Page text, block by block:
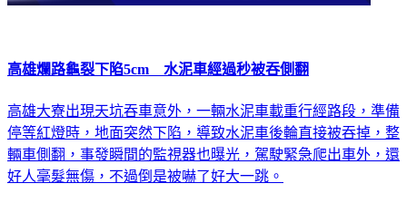
高雄爛路龜裂下陷5cm 水泥車經過秒被吞側翻
高雄大寮出現天坑吞車意外，一輛水泥車載重行經路段，準備
停等紅燈時，地面突然下陷，導致水泥車後輪直接被吞掉，整
輛車側翻，事發瞬間的監視器也曝光，駕駛緊急爬出車外，還
好人毫髮無傷，不過倒是被嚇了好大一跳。